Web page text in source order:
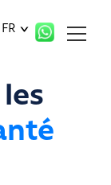
FR
les